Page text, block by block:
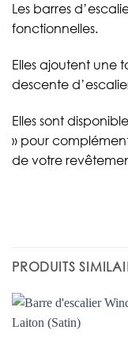
Les barres
fonctionnelles.
Elles ajoutent une
descente
Elles sont
» pour
de votre
PRODUITS